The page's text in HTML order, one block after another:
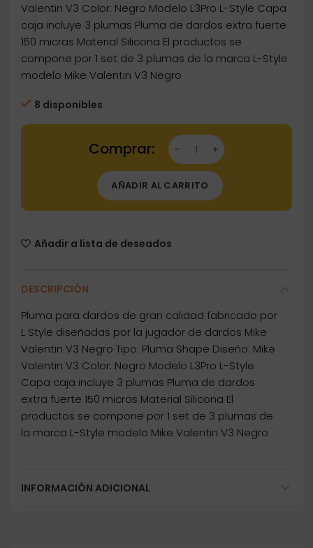
Valentin V3 Color: Negro Modelo L3Pro L-Style Capa
caja incluye 3 plumas Pluma de dardos extra fuerte
150 micras Material Silicona El productos se
compone por 1 set de 3 plumas de la marca L-Style
modelo Mike Valentin V3 Negro
8 disponibles
Dartstore Plumas Champagne Flights L-Style
AÑADIR AL CARRITO
Añadir a lista de deseados
DESCRIPCIÓN
Pluma para dardos de gran calidad fabricado por
L Style diseñadas por la jugador de dardos Mike
Valentin V3 Negro Tipo: Pluma Shape Diseño: Mike
Valentin V3 Color: Negro Modelo L3Pro L-Style
Capa caja incluye 3 plumas Pluma de dardos
extra fuerte 150 micras Material Silicona El
productos se compone por 1 set de 3 plumas de
la marca L-Style modelo Mike Valentin V3 Negro
INFORMACIÓN ADICIONAL